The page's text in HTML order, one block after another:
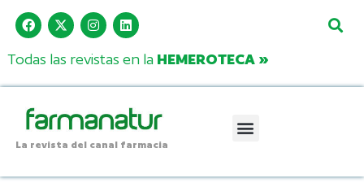
Todas las revistas en la HEMEROTECA »
La revista del canal farmacia